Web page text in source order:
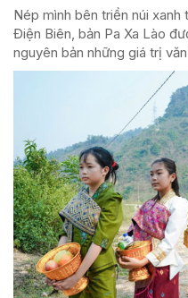
Nép mình bên triền núi xanh
Điện Biên, bản Pa Xa Lào
nguyên bản những giá trị